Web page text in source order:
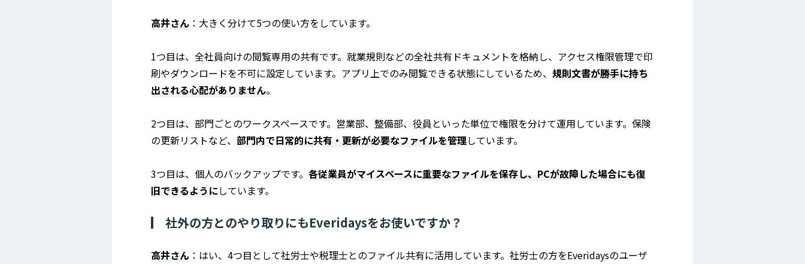
高井さん ：大きく分けて5つの使い方をしています。
1つ目は、全社員向けの閲覧専用の共有です。就業規則などの全社共有ドキュメントを格納し、アクセス権限管理で印
刷やダウンロードを不可に設定しています。アプリ上でのみ閲覧できる状態にしているため、 規則文書が勝手に持ち
出される心配がありません。
2つ目は、部門ごとのワークスペースです。営業部、整備部、役員といった単位で権限を分けて運用しています。保険
の更新リストなど、 部門内で日常的に共有・更新が必要なファイルを管理しています。
3つ目は、個人のバックアップです。 各従業員がマイスペースに重要なファイルを保存し、PCが故障した場合にも復
旧できるようにしています。
社外の方とのやり取りにもEveridaysをお使いですか？
高井さん ：はい、4つ目として社労士や税理士とのファイル共有に活用しています。社労士の方をEveridaysのユーザ